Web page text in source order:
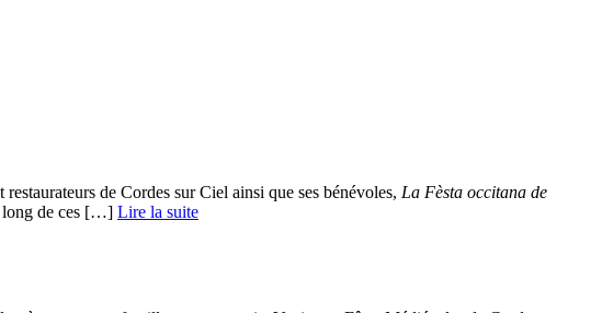
de Cordes sur Ciel ainsi que ses bénévoles, La Fèsta occitana de
long de ces […] Lire la suite